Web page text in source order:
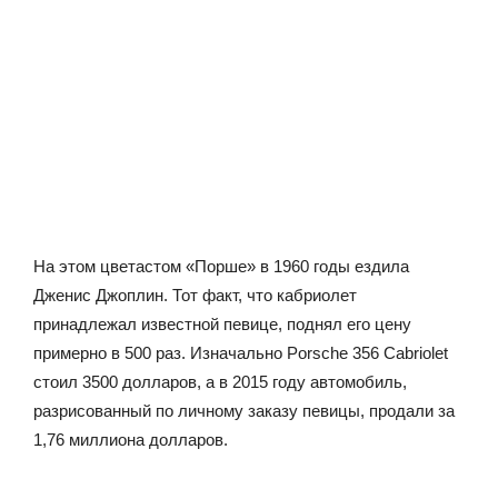
На этом цветастом «Порше» в 1960 годы ездила
Дженис Джоплин. Тот факт, что кабриолет
принадлежал известной певице, поднял его цену
примерно в 500 раз. Изначально Porsche 356 Cabriolet
стоил 3500 долларов, а в 2015 году автомобиль,
разрисованный по личному заказу певицы, продали за
1,76 миллиона долларов.